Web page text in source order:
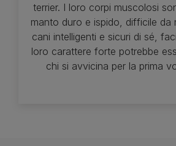
terrier. I loro corpi muscolosi
manto duro e ispido, difficile da
cani intelligenti e sicuri di sé,
loro carattere forte potrebbe
chi si avvicina per la prima